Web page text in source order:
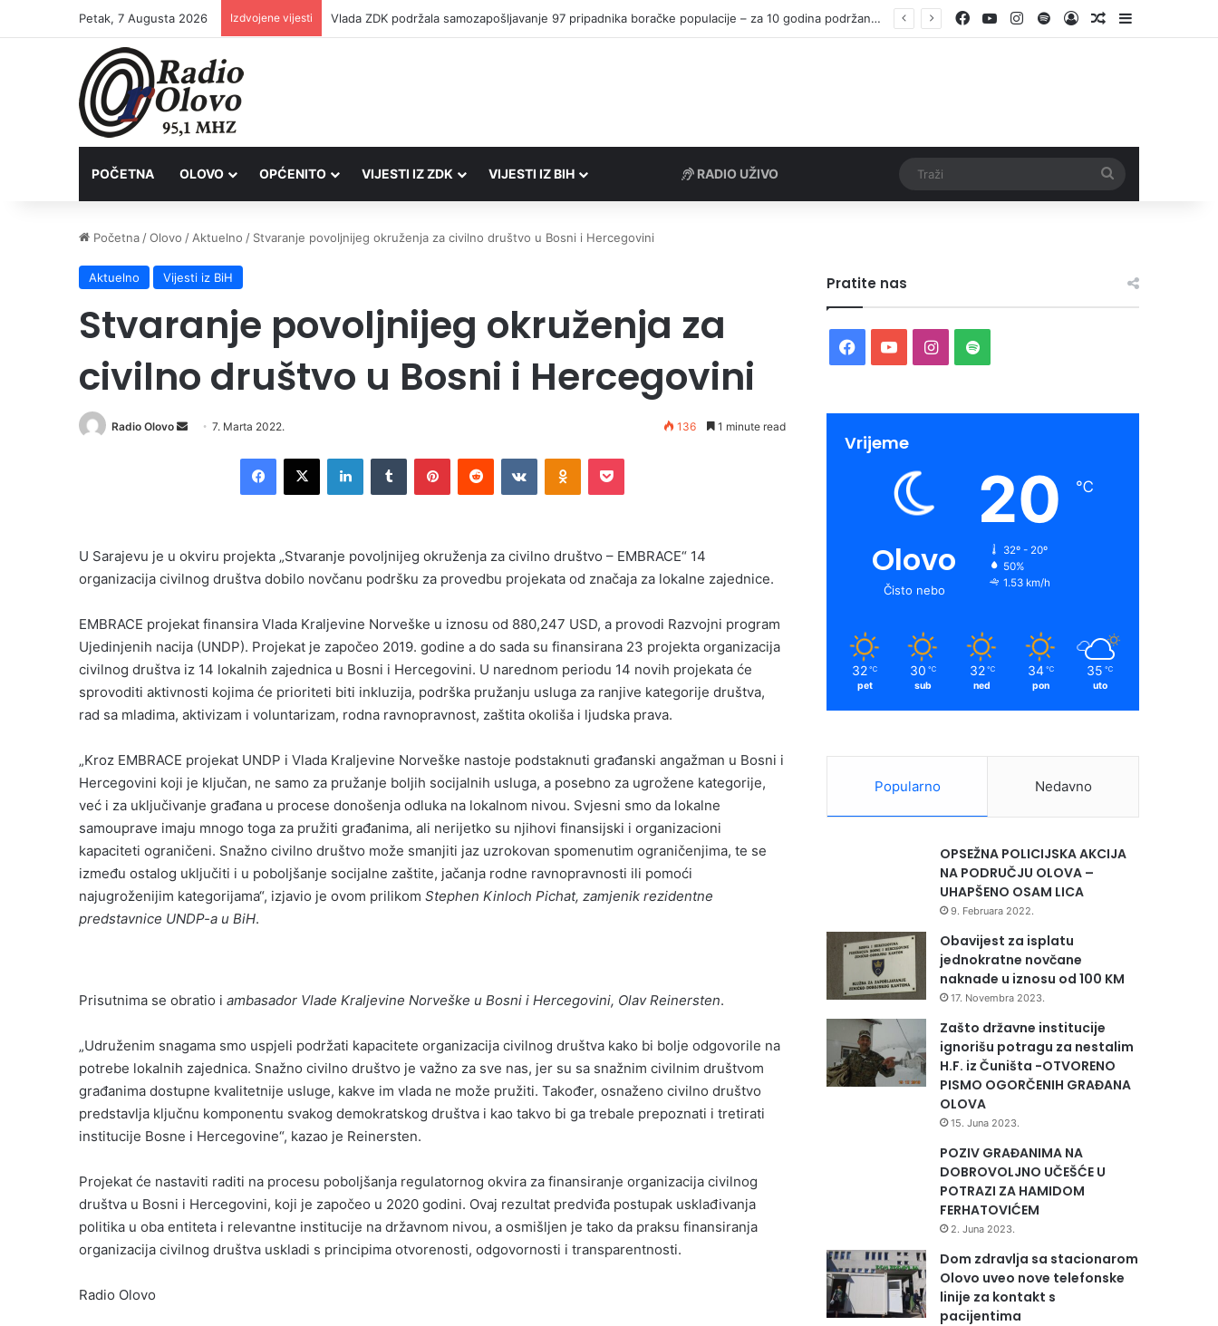
Petak, 7 Augusta 2026 Izdvojene vijesti Vlada ZDK podržala samozapošljavanje 97 pripadnika boračke populacije – za 10 godina podržano pokretanje 1.152 mala biznisa Facebook
YouTubeInstagram
SpotifyLog InRandom Article
Sidebar
POČETNA OLOVO OPĆENITO VIJESTI IZ ZDK VIJESTI IZ BIH RADIO UŽIVO
Početna /Olovo / Aktuelno / Stvaranje povoljnijeg okruženja za civilno društvo u Bosni i Hercegovini
Aktuelno Vijesti iz BiH
Stvaranje povoljnijeg okruženja za
civilno društvo u Bosni i Hercegovini
Radio Olovo
Send7. Marta 2022. 136 1 minute read
Facebook
X LinkedInTumblr PinterestReddit VKontakteOdnoklassniki
Pocket
U Sarajevu je u okviru projekta „Stvaranje povoljnijeg okruženja za civilno društvo – EMBRACE“ 14
organizacija civilnog društva dobilo novčanu podršku za provedbu projekata od značaja za lokalne zajednice.
EMBRACE projekat finansira Vlada Kraljevine Norveške u iznosu od 880,247 USD, a provodi Razvojni program
Ujedinjenih nacija (UNDP). Projekat je započeo 2019. godine a do sada su finansirana 23 projekta organizacija
civilnog društva iz 14 lokalnih zajednica u Bosni i Hercegovini. U narednom periodu 14 novih projekata će
sprovoditi aktivnosti kojima će prioriteti biti inkluzija, podrška pružanju usluga za ranjive kategorije društva,
rad sa mladima, aktivizam i voluntarizam, rodna ravnopravnost, zaštita okoliša i ljudska prava.
„Kroz EMBRACE projekat UNDP i Vlada Kraljevine Norveške nastoje podstaknuti građanski angažman u Bosni i
Hercegovini koji je ključan, ne samo za pružanje boljih socijalnih usluga, a posebno za ugrožene kategorije,
već i za uključivanje građana u procese donošenja odluka na lokalnom nivou. Svjesni smo da lokalne
samouprave imaju mnogo toga za pružiti građanima, ali nerijetko su njihovi finansijski i organizacioni
kapaciteti ograničeni. Snažno civilno društvo može smanjiti jaz uzrokovan spomenutim ograničenjima, te se
između ostalog uključiti i u poboljšanje socijalne zaštite, jačanja rodne ravnopravnosti ili pomoći
najugroženijim kategorijama“, izjavio je ovom prilikom Stephen Kinloch Pichat, zamjenik rezidentne
predstavnice UNDP-a u BiH.
Prisutnima se obratio i ambasador Vlade Kraljevine Norveške u Bosni i Hercegovini, Olav Reinersten.
„Udruženim snagama smo uspjeli podržati kapacitete organizacija civilnog društva kako bi bolje odgovorile na
potrebe lokalnih zajednica. Snažno civilno društvo je važno za sve nas, jer su sa snažnim civilnim društvom
građanima dostupne kvalitetnije usluge, kakve im vlada ne može pružiti. Također, osnaženo civilno društvo
predstavlja ključnu komponentu svakog demokratskog društva i kao takvo bi ga trebale prepoznati i tretirati
institucije Bosne i Hercegovine“, kazao je Reinersten.
Projekat će nastaviti raditi na procesu poboljšanja regulatornog okvira za finansiranje organizacija civilnog
društva u Bosni i Hercegovini, koji je započeo u 2020 godini. Ovaj rezultat predviđa postupak usklađivanja
politika u oba entiteta i relevantne institucije na državnom nivou, a osmišljen je tako da praksu finansiranja
organizacija civilnog društva uskladi s principima otvorenosti, odgovornosti i transparentnosti.
Radio Olovo
Pratite nas
Facebook
YouTubeInstagram
Spotify
Vrijeme
Olovo
Čisto nebo
20 ℃
32º - 20º
50%
1.53 km/h
32 ℃
pet
30 ℃
sub
32 ℃
ned
34 ℃
pon
35 ℃
uto
Popularno Nedavno
OPSEŽNA POLICIJSKA AKCIJA
NA PODRUČJU OLOVA –
UHAPŠENO OSAM LICA
9. Februara 2022.
Obavijest za isplatu
jednokratne novčane
naknade u iznosu od 100 KM
17. Novembra 2023.
Zašto državne institucije
ignorišu potragu za nestalim
H.F. iz Čuništa -OTVORENO
PISMO OGORČENIH GRAĐANA
OLOVA
15. Juna 2023.
POZIV GRAĐANIMA NA
DOBROVOLJNO UČEŠĆE U
POTRAZI ZA HAMIDOM
FERHATOVIĆEM
2. Juna 2023.
Dom zdravlja sa stacionarom
Olovo uveo nove telefonske
linije za kontakt s
pacijentima